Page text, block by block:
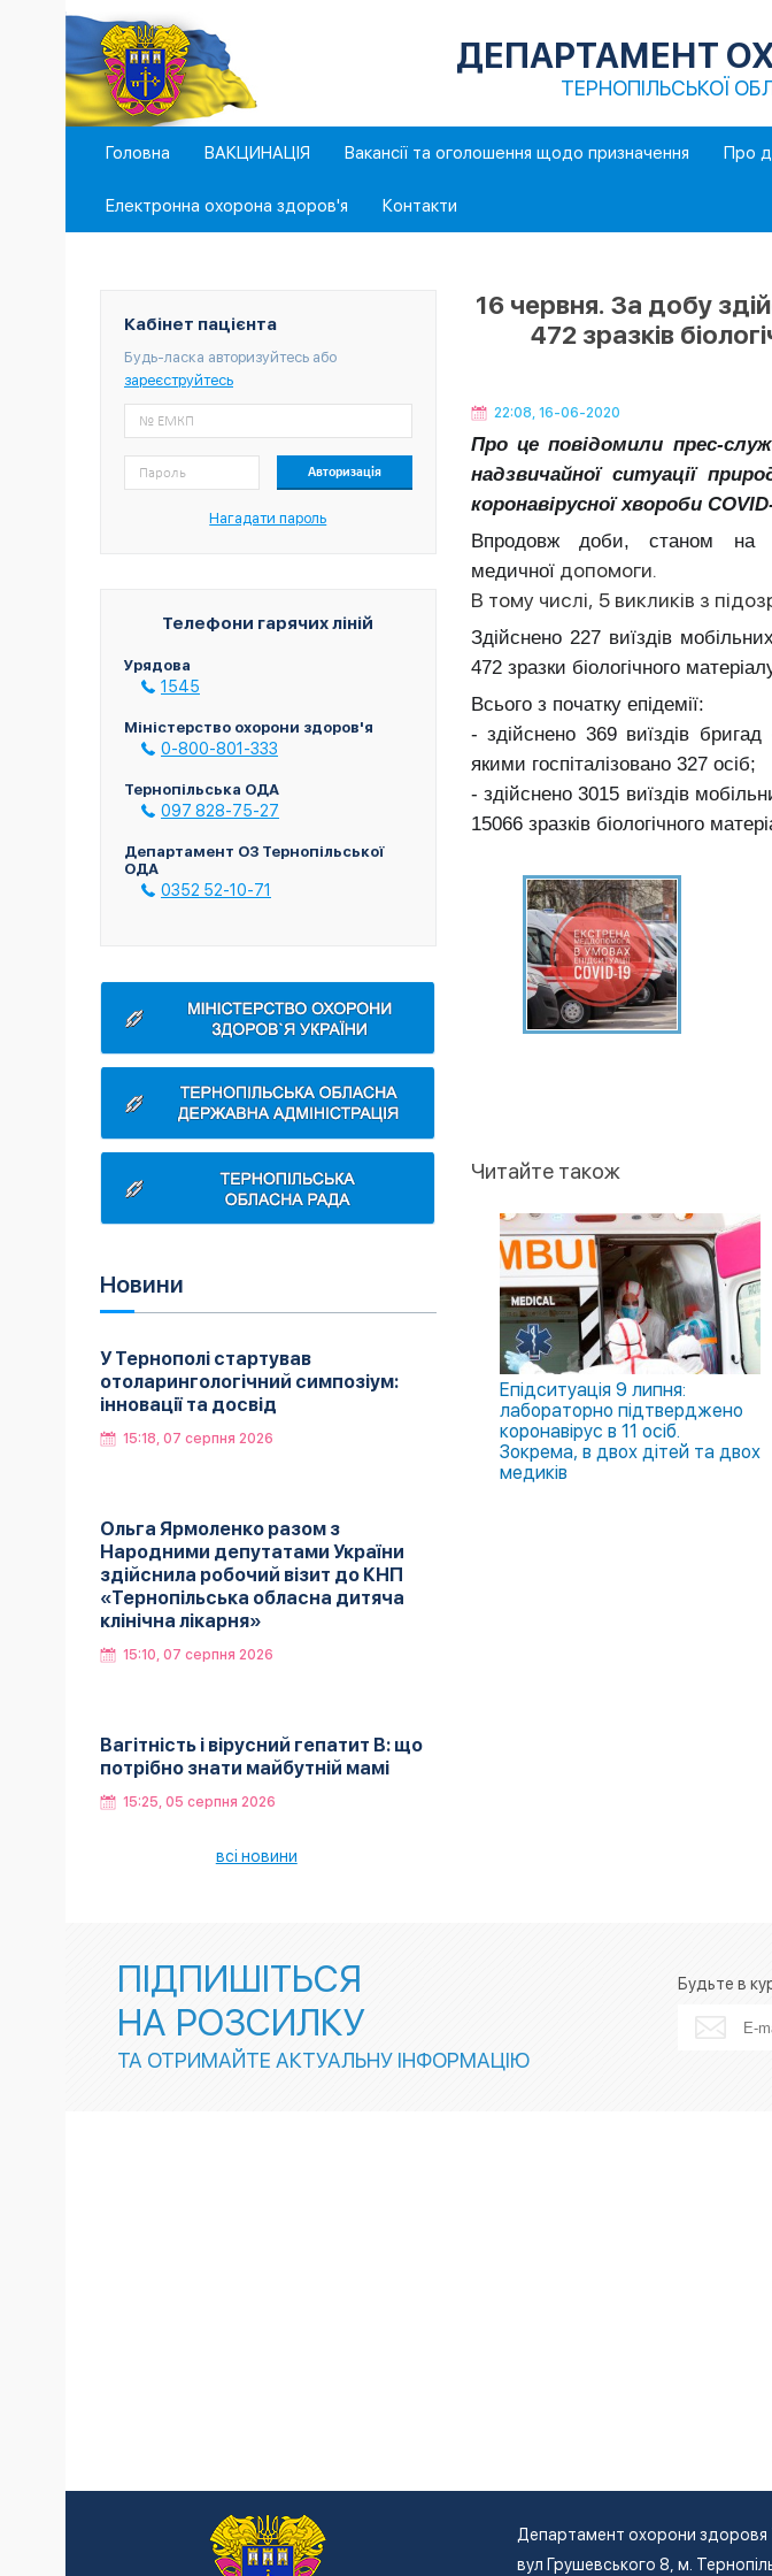
ДЕПАРТАМЕНТ
ТЕРНОПІЛЬСЬКОЇ
Головна ВАКЦИНАЦІЯ Вакансії та оголошення щодо призначення Про
Електронна охорона здоров'я Контакти
Кабінет пацієнта
Будь-ласка авторизуйтесь або
зареєструйтесь
Нагадати пароль
Телефони гарячих ліній
Урядова
1545
Міністерство охорони здоров'я
0-800-801-333
Тернопільська ОДА
097 828-75-27
Департамент ОЗ Тернопільської
ОДА
0352 52-10-71
Новини
У Тернополі стартував
отоларингологічний симпозіум:
інновації та досвід
15:18, 07 серпня 2026
Ольга Ярмоленко разом з
Народними депутатами України
здійснила робочий візит до КНП
«Тернопільська обласна дитяча
клінічна лікарня»
15:10, 07 серпня 2026
Вагітність і вірусний гепатит В: що
потрібно знати майбутній мамі
15:25, 05 серпня 2026
всі новини
16 червня. За добу
472 зразків
22:08, 16-06-2020
Про це повідомили прес-
надзвичайної ситуації
коронавірусної хвороби
Впродовж доби, станом на
медичноїдопомоги.
В тому числі, 5 викликів з
Здійснено 227 виїздів
472 зразки біологічного
Всього з початку епідемії:
- здійснено 369 виїздів
якими госпіталізовано 327 осіб;
- здійснено 3015 виїздів
15066 зразків біологічного
Читайте також
Епідситуація 9 липня:
лабораторно підтверджено
коронавірус в 11 осіб.
Зокрема, в двох дітей та двох
медиків
ПІДПИШІТЬСЯ
НА РОЗСИЛКУ
ТА ОТРИМАЙТЕ АКТУАЛЬНУ ІНФОРМАЦІЮ
Будьте в
Департамент охорони здоровя
вул Грушевського 8, м.